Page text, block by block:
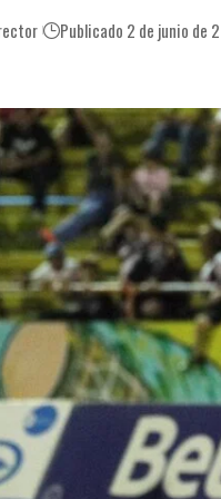
Publicado 2 de junio de